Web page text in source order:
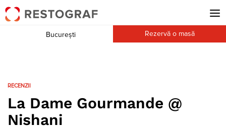
București Rezervă o masă
RECENZII
La Dame Gourmande @
Nishani